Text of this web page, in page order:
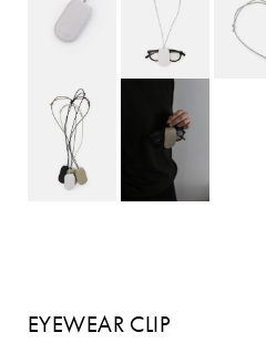
EYEWEAR CLIP